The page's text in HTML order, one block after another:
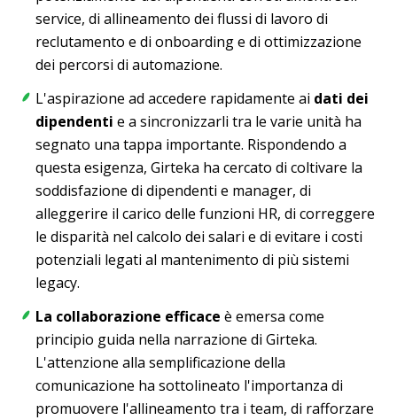
service, di allineamento dei flussi di lavoro di
reclutamento e di onboarding e di ottimizzazione
dei percorsi di automazione.
L'aspirazione ad accedere rapidamente ai dati dei
dipendenti e a sincronizzarli tra le varie unità ha
segnato una tappa importante. Rispondendo a
questa esigenza, Girteka ha cercato di coltivare la
soddisfazione di dipendenti e manager, di
alleggerire il carico delle funzioni HR, di correggere
le disparità nel calcolo dei salari e di evitare i costi
potenziali legati al mantenimento di più sistemi
legacy.
La collaborazione efficace è emersa come
principio guida nella narrazione di Girteka.
L'attenzione alla semplificazione della
comunicazione ha sottolineato l'importanza di
promuovere l'allineamento tra i team, di rafforzare